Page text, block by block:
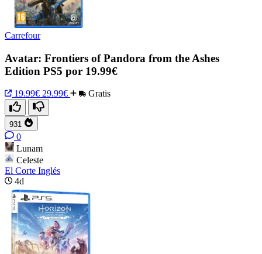
Carrefour
Avatar: Frontiers of Pandora from the Ashes
Edition PS5 por 19.99€
19.99€ 29.99€ Gratis
931
0
Lunam
Celeste
El Corte Inglés
4d